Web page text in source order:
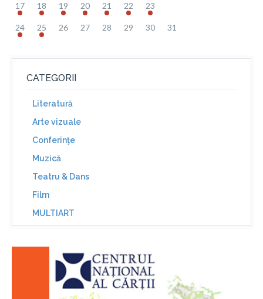
17 18 19 20 21 22 23
24 25 26 27 28 29 30 31
CATEGORII
Literatură
Arte vizuale
Conferinţe
Muzică
Teatru & Dans
Film
MULTIART